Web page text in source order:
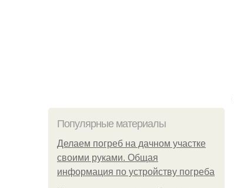
Популярные материалы
Делаем погреб на дачном участке
своими руками. Общая
информация по устройству погреба